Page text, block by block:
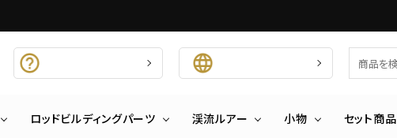
ロッドビルディングパーツ 渓流ルアー 小物 セット商品